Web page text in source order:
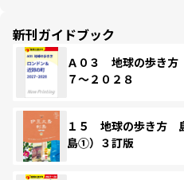
新刊ガイドブック
Ａ０３ 地球の歩き
７～２０２８
１５ 地球の歩き方
島①）３訂版